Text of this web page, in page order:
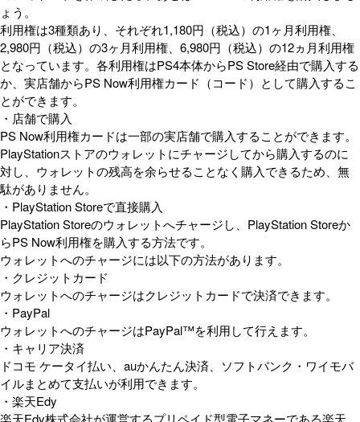
ょう。
利用権は3種類あり、それぞれ1,180円（税込）の1ヶ月利用権、
2,980円（税込）の3ヶ月利用権、6,980円（税込）の12ヵ月利用権
となっています。各利用権はPS4本体からPS Store経由で購入する
か、実店舗からPS Now利用権カード（コード）として購入するこ
とができます。
・店舗で購入
PS Now利用権カードは一部の実店舗で購入することができます。
PlayStationストアのウォレットにチャージしてから購入するのに
対し、ウォレットの残高を余らせることなく購入できるため、無
駄がありません。
・PlayStation Storeで直接購入
PlayStation Storeのウォレットへチャージし、PlayStation Storeか
らPS Now利用権を購入する方法です。
ウォレットへのチャージには以下の方法があります。
・クレジットカード
ウォレットへのチャージはクレジットカードで決済できます。
・PayPal
ウォレットへのチャージはPayPal™を利用して行えます。
・キャリア決済
ドコモ ケータイ払い、auかんたん決済、ソフトバンク・ワイモバ
イルまとめて支払いが利用できます。
・楽天Edy
楽天Edy株式会社が運営するプリペイド型電子マネーである楽天